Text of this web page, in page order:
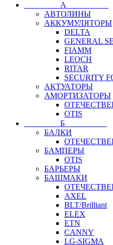
⠀⠀⠀⠀⠀⠀А⠀⠀⠀⠀⠀⠀⠀
АВТОЛИНЫ
АККУМУЛЯТОРЫ
DELTA
GENERAL
FIAMM
LEOCH
RITAR
SECURITY
АКТУАТОРЫ
АМОРТИЗАТОРЫ
OTIS
⠀⠀⠀⠀⠀⠀Б⠀⠀⠀⠀⠀⠀⠀
БАЛКИ
БАМПЕРЫ
OTIS
БАРЬЕРЫ
БАШМАКИ
AXEL
BLT/Brilliant
ELEX
ETN
CANNY
LG-SIGMA